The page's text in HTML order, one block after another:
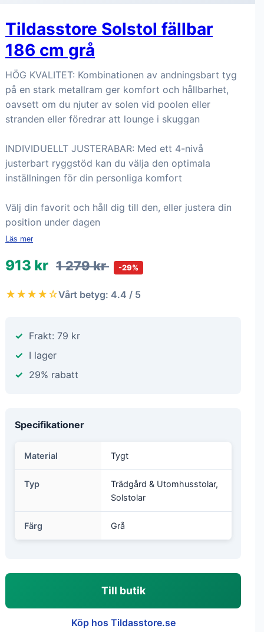
Tildasstore Solstol fällbar
186 cm grå
HÖG KVALITET: Kombinationen av andningsbart tyg
på en stark metallram ger komfort och hållbarhet,
oavsett om du njuter av solen vid poolen eller
stranden eller föredrar att lounge i skuggan
INDIVIDUELLT JUSTERABAR: Med ett 4-nivå
justerbart ryggstöd kan du välja den optimala
inställningen för din personliga komfort
Välj din favorit och håll dig till den, eller justera din
position under dagen
Läs mer
913 kr 1 279 kr -29%
★★★★☆Vårt betyg: 4.4 / 5
Frakt: 79 kr
I lager
29% rabatt
Specifikationer
Material Tygt
Typ
Trädgård & Utomhusstolar,
Solstolar
Färg Grå
Till butik
Köp hos Tildasstore.se